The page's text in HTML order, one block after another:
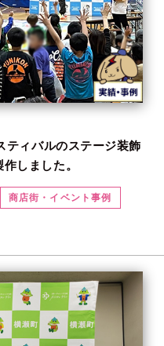
ティバルのステージ装飾
しました。
商店街・イベント事例